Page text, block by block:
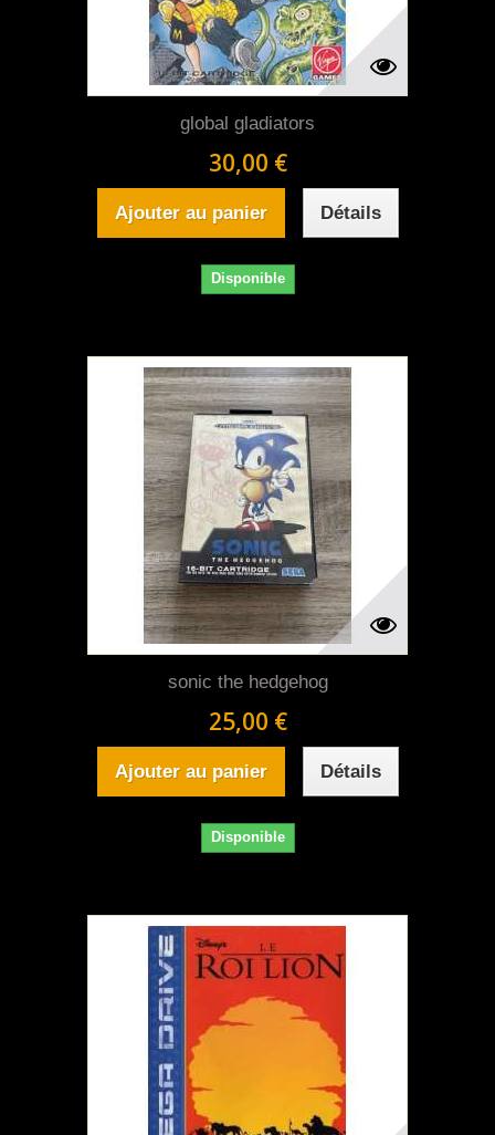
global gladiators
30,00 €
Ajouter au panier Détails
Disponible
sonic the hedgehog
25,00 €
Ajouter au panier Détails
Disponible